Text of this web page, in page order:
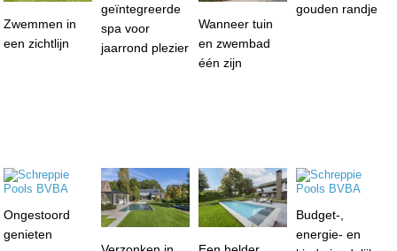
Zwemmen in
een zichtlijn
geïntegreerde
spa voor
jaarrond plezier
Wanneer tuin
en zwembad
één zijn
gouden randje
Ongestoord
genieten
Budget-,
energie- en